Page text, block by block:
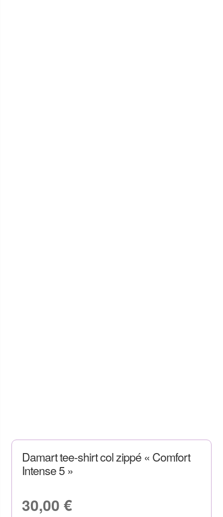
Damart tee-shirt col zippé « Comfort
Intense 5 »
30,00 €